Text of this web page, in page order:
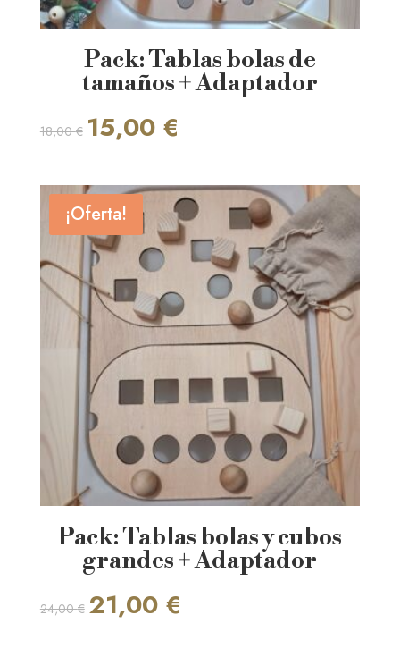
Pack: Tablas bolas de
tamaños + Adaptador
18,00€
El
precio
18,00 €.
15,00 €
15,00 €.
¡Oferta!
Pack: Tablas bolas y cubos
grandes + Adaptador
24,00€
El
precio
21,00 €